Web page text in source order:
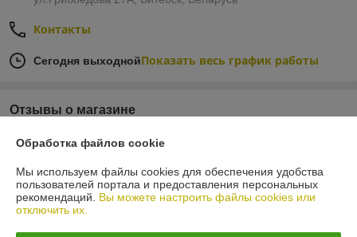
Контакты
Сегодня выходнойПоказать весь график работы
Отзывы о магазине
2 отзывов за всё время
02.04.2017
Владимир
Отлично
Покупал мотоблок, приезжал из Рф. Все что оговорили выполнили
Обработка файлов cookie
Мы используем файлы cookies для обеспечения удобства
пользователей портала и предоставления персональных
рекомендаций. Вы можете настроить файлы cookies или
отключить их.